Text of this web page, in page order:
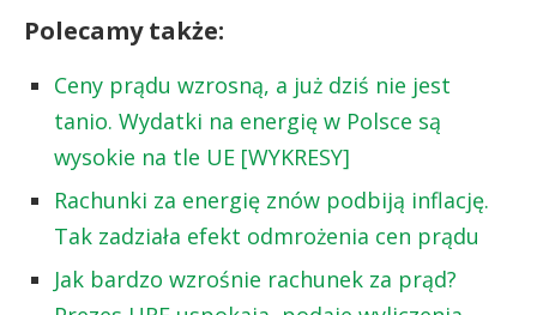
Polecamy także:
Ceny prądu wzrosną, a już dziś nie jest
tanio. Wydatki na energię w Polsce są
wysokie na tle UE [WYKRESY]
Rachunki za energię znów podbiją inflację.
Tak zadziała efekt odmrożenia cen prądu
Jak bardzo wzrośnie rachunek za prąd?